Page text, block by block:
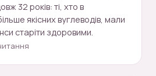
32 років: ті, хто в
якісних вуглеводів, мали
старіти здоровими.